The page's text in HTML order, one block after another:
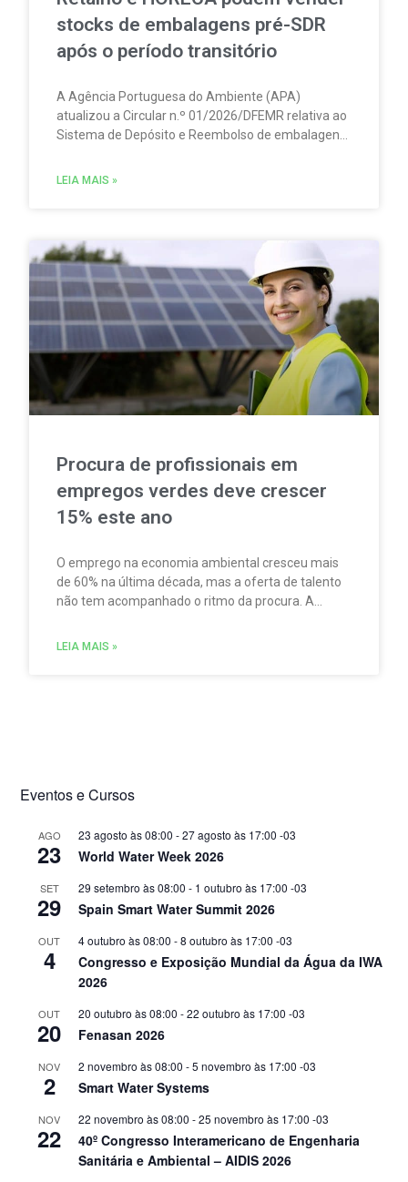
stocks de embalagens pré-SDR
após o período transitório
A Agência Portuguesa do Ambiente (APA)
atualizou a Circular n.º 01/2026/DFEMR relativa ao
Sistema de Depósito e Reembolso de embalagens
traz um esclarecimento relevante para
LEIA MAIS »
Procura de profissionais em
empregos verdes deve crescer
15% este ano
O emprego na economia ambiental cresceu mais
de 60% na última década, mas a oferta de talento
não tem acompanhado o ritmo da procura. A
fatores limitadores do crescimento do setor.
LEIA MAIS »
Eventos e Cursos
AGO
23
23 agosto às 08:00 -27 agosto às 17:00 -03
World Water Week 2026
SET
29
29 setembro às 08:00 - 1 outubro às 17:00 -03
Spain Smart Water Summit 2026
OUT
4
4 outubro às 08:00 -8 outubro às 17:00 -03
Congresso e Exposição Mundial da Água da IWA
2026
OUT
20
20 outubro às 08:00 -22 outubro às 17:00 -03
Fenasan 2026
NOV
2
2 novembro às 08:00 -5 novembro às 17:00 -03
Smart Water Systems
NOV
22
22 novembro às 08:00 -25 novembro às 17:00 -03
40º Congresso Interamericano de Engenharia
Sanitária e Ambiental – AIDIS 2026